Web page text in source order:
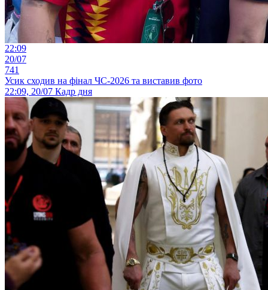
22:09
20/07
741
Усик сходив на фінал ЧС-2026 та виставив фото
22:09, 20/07 Кадр дня